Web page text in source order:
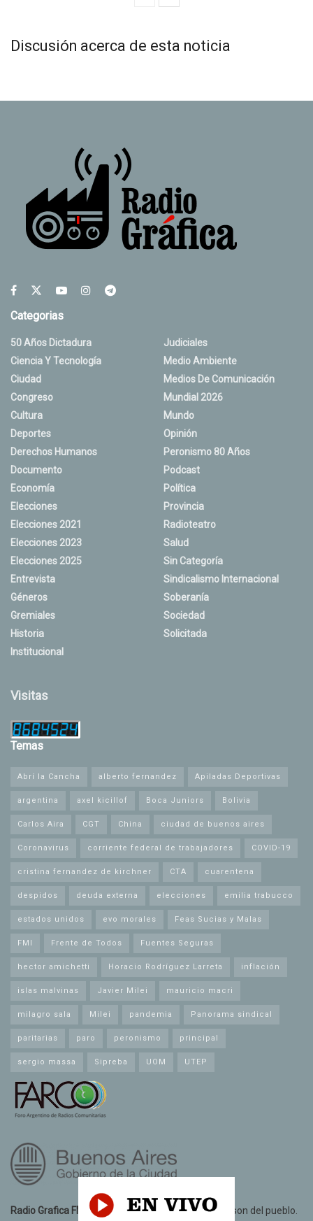
Discusión acerca de esta noticia
Categorias
50 Años Dictadura
Ciencia Y Tecnología
Ciudad
Congreso
Cultura
Deportes
Derechos Humanos
Documento
Economía
Elecciones
Elecciones 2021
Elecciones 2023
Elecciones 2025
Entrevista
Géneros
Gremiales
Historia
Institucional
Judiciales
Medio Ambiente
Medios De Comunicación
Mundial 2026
Mundo
Opinión
Peronismo 80 Años
Podcast
Política
Provincia
Radioteatro
Salud
Sin Categoría
Sindicalismo Internacional
Soberanía
Sociedad
Solicitada
Visitas
Temas
Abrí la Cancha alberto fernandez Apiladas Deportivas
argentina axel kicillof Boca Juniors Bolivia
Carlos Aira CGT China ciudad de buenos aires
Coronavirus corriente federal de trabajadores COVID-19
cristina fernandez de kirchner CTA cuarentena
despidos deuda externa elecciones emilia trabucco
estados unidos evo morales Feas Sucias y Malas
FMI Frente de Todos Fuentes Seguras
hector amichetti Horacio Rodríguez Larreta inflación
islas malvinas Javier Milei mauricio macri
milagro sala Milei pandemia Panorama sindical
paritarias paro peronismo principal
sergio massa Sipreba UOM UTEP
Radio Grafica FM 89.3© 2021. Todos los derechos son del pueblo.